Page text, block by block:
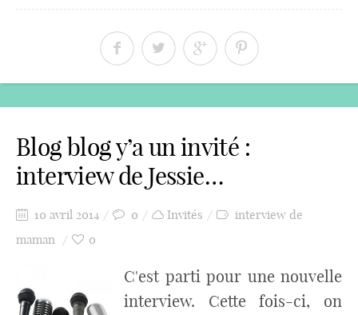
Blog blog y’a un invité :
interview de Jessie…
10 avril 2014 0 Invités
interview de
maman
0
C'est parti pour une nouvelle
interview. Cette fois-ci, on